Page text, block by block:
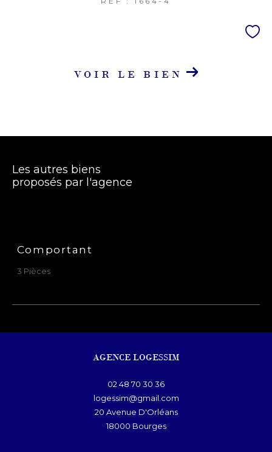
VOIR LE BIEN
Les autres biens
proposés par l'agence
Comportant
3 Pièces
AGENCE LOGESSIM
02 48 70 30 36
logessim@gmail.com
20 Avenue D'Orléans
18000
bourges